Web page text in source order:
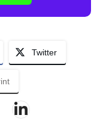
Twitter